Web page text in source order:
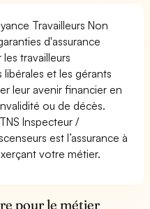
Travailleurs Non
d'assurance
travailleurs
et les gérants
leur avenir financier en
ou de décès.
Inspecteur /
est l’assurance à
votre métier.
pour le métier